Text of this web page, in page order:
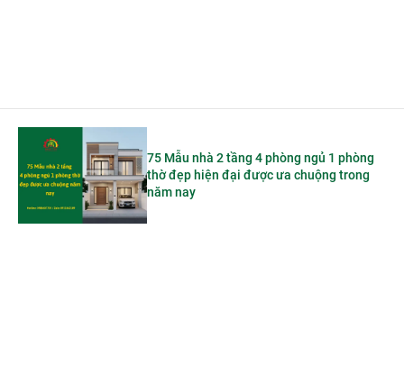
75 Mẫu nhà 2 tầng 4 phòng ngủ 1 phòng
thờ đẹp hiện đại được ưa chuộng trong
năm nay